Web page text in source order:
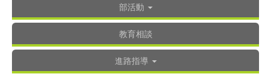
部活動
教育相談
進路指導